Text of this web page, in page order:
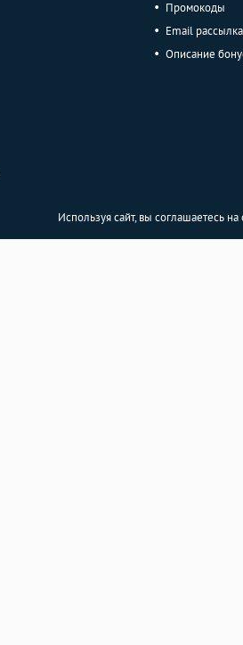
Промокоды
Email рассылка
Описание
Используя сайт, вы соглашаетесь